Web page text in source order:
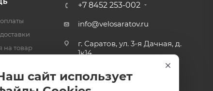
на товар
+7 8452 253-002
info@velosaratov.ru
г. Саратов, ул. 3-я Дачная, д.
1к14
сайт использует